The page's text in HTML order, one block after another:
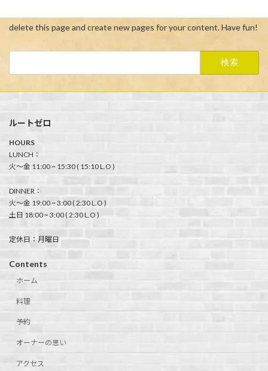
delete this page and create new pages for your content. Have fun!
ルートゼロ
HOURS
LUNCH：
火〜金 11:00 ~ 15:30 ( 15:10 L.O )
DINNER：
火〜金 19:00 ~ 3:00 ( 2:30 L.O )
土日 18:00 ~ 3:00 ( 2:30 L.O )
定休日：月曜日
Contents
ホーム
料理
予約
オーナーの思い
アクセス